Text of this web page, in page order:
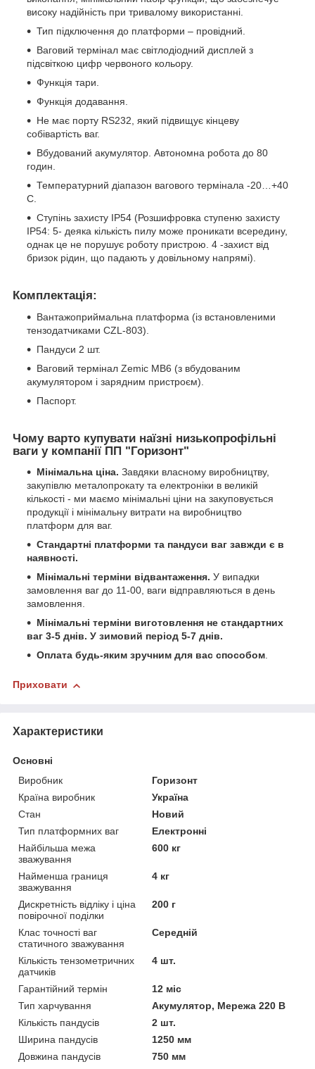
високу надійність при тривалому використанні.
Тип підключення до платформи – провідний.
Ваговий термінал має світлодіодний дисплей з
підсвіткою цифр червоного кольору.
Функція тари.
Функція додавання.
Не має порту RS232, який підвищує кінцеву
собівартість ваг.
Вбудований акумулятор. Автономна робота до 80
годин.
Температурний діапазон вагового термінала -20…+40
С.
Ступінь захисту IP54 (Розшифровка ступеню захисту
IP54: 5- деяка кількість пилу може проникати всередину,
однак це не порушує роботу пристрою. 4 -захист від
бризок рідин, що падають у довільному напрямі).
Комплектація:
Вантажоприймальна платформа (із встановленими
тензодатчиками CZL-803).
Пандуси 2 шт.
Ваговий термінал Zemic MB6 (з вбудованим
акумулятором і зарядним пристроєм).
Паспорт.
Чому варто купувати наїзні низькопрофільні
ваги у компанії ПП "Горизонт"
Мінімальна ціна. Завдяки власному виробництву,
закупівлю металопрокату та електроніки в великій
кількості - ми маємо мінімальні ціни на закуповується
продукції і мінімальну витрати на виробництво
платформ для ваг.
Стандартні платформи та пандуси ваг завжди є в
наявності.
Мінімальні терміни відвантаження. У випадки
замовлення ваг до 11-00, ваги відправляються в день
замовлення.
Мінімальні терміни виготовлення не стандартних
ваг 3-5 днів. У зимовий період 5-7 днів.
Оплата будь-яким зручним для вас способом.
Приховати
Характеристики
Основні
Виробник
Горизонт
Країна виробник
Україна
Стан
Новий
Тип платформних ваг
Електронні
Найбільша межа
зважування
600 кг
Найменша границя
зважування
4 кг
Дискретність відліку і ціна
повірочної поділки
200 г
Клас точності ваг
статичного зважування
Середній
Кількість тензометричних
датчиків
4 шт.
Гарантійний термін
12 міс
Тип харчування
Акумулятор, Мережа 220 В
Кількість пандусів
2 шт.
Ширина пандусів
1250 мм
Довжина пандусів
750 мм